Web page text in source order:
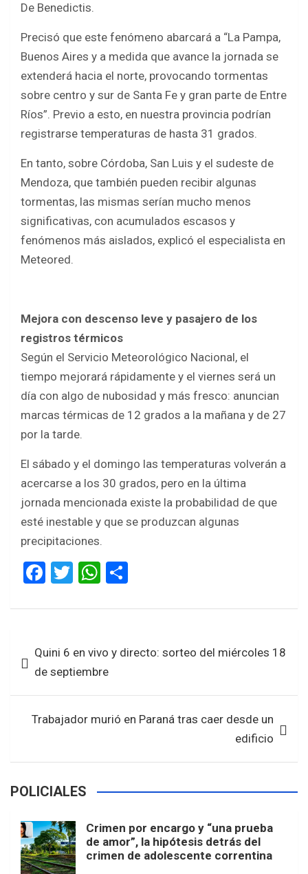
De Benedictis.
Precisó que este fenómeno abarcará a “La Pampa,
Buenos Aires y a medida que avance la jornada se
extenderá hacia el norte, provocando tormentas
sobre centro y sur de Santa Fe y gran parte de Entre
Ríos”. Previo a esto, en nuestra provincia podrían
registrarse temperaturas de hasta 31 grados.
En tanto, sobre Córdoba, San Luis y el sudeste de
Mendoza, que también pueden recibir algunas
tormentas, las mismas serían mucho menos
significativas, con acumulados escasos y
fenómenos más aislados, explicó el especialista en
Meteored.
Mejora con descenso leve y pasajero de los
registros térmicos
Según el Servicio Meteorológico Nacional, el
tiempo mejorará rápidamente y el viernes será un
día con algo de nubosidad y más fresco: anuncian
marcas térmicas de 12 grados a la mañana y de 27
por la tarde.
El sábado y el domingo las temperaturas volverán a
acercarse a los 30 grados, pero en la última
jornada mencionada existe la probabilidad de que
esté inestable y que se produzcan algunas
precipitaciones.
F
ce
o
o
k
T
tt
W
at
A
p
p
ar
de
entradas
Quini 6 en vivo y directo: sorteo del miércoles 18
de septiembre
Trabajador murió en Paraná tras caer desde un
edificio
POLICIALES
Crimen por encargo y “una prueba
de amor”, la hipótesis detrás del
crimen de adolescente correntina